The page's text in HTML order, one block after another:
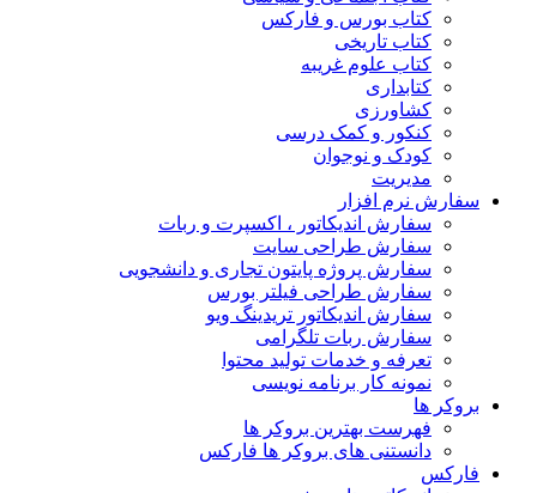
کتاب بورس و فارکس
کتاب تاریخی
کتاب علوم غریبه
کتابداری
کشاورزی
کنکور و کمک‌ درسی
کودک و نوجوان
مدیریت
سفارش نرم افزار
سفارش اندیکاتور ، اکسپرت و ربات
سفارش طراحی سایت
سفارش پروژه پایتون تجاری و دانشجویی
سفارش طراحی فیلتر بورس
سفارش اندیکاتور تریدینگ ویو
سفارش ربات تلگرامی
تعرفه و خدمات تولید محتوا
نمونه کار برنامه نویسی
بروکر ها
فهرست بهترین بروکر ها
دانستنی های بروکر ها فارکس
فارکس